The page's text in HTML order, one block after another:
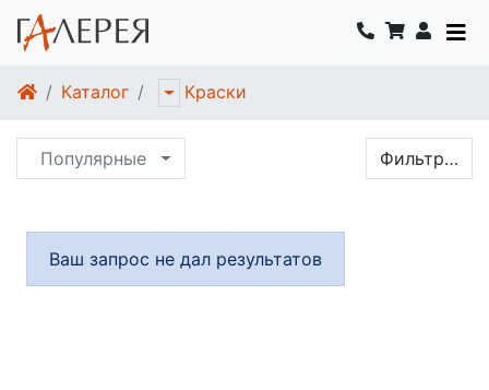
Каталог Краски
Популярные Фильтр…
Ваш запрос не дал результатов